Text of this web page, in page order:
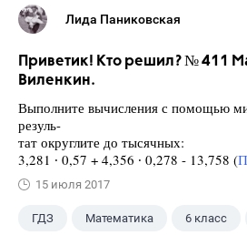
Лида Паниковская
Приветик! Кто решил? № 411
Виленкин.
Выполните вычисления с помощью
резуль-
тат округлите до тысячных:
3,281 ∙ 0,57 + 4,356 ∙ 0,278 - 13,758 (
15 июля 2017
ГДЗ Математика 6 класс